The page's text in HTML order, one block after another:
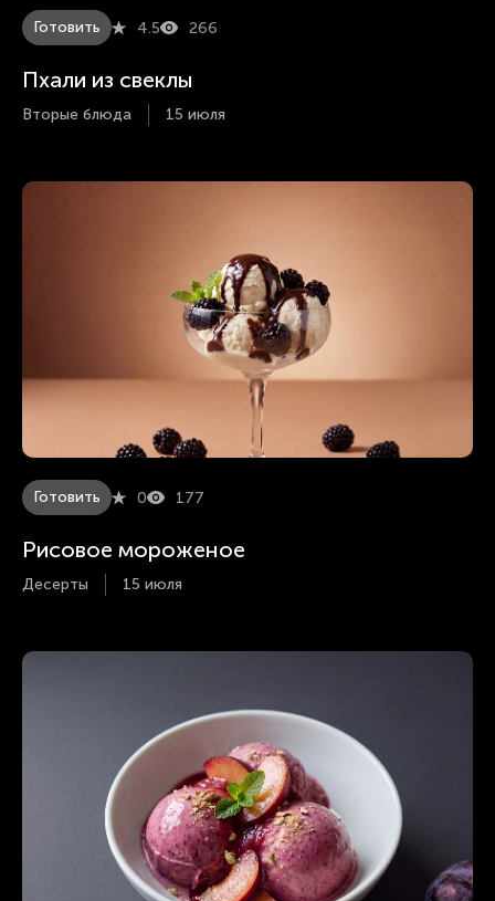
Готовить 4.5 266
Пхали из свеклы
Вторые блюда 15 июля
Готовить 0 177
Рисовое мороженое
Десерты 15 июля